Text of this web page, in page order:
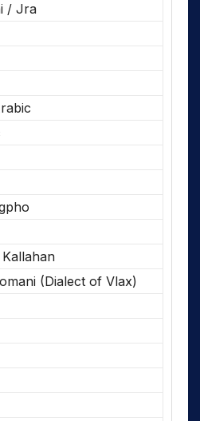
/ Jra
(Dialect of Vlax)